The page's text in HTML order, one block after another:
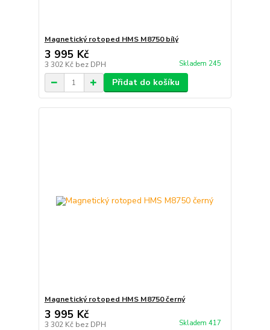
Magnetický rotoped HMS M8750 bílý
3 995 Kč
3 302 Kč bez DPH Skladem 245
Přidat do košíku
Magnetický rotoped HMS M8750 černý
3 995 Kč
3 302 Kč bez DPH Skladem 417